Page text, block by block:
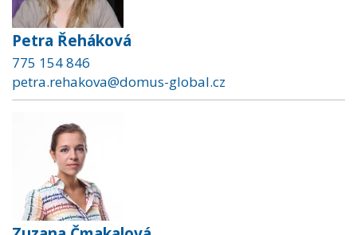
Petra Řeháková
775 154 846
petra.rehakova@domus-global.cz